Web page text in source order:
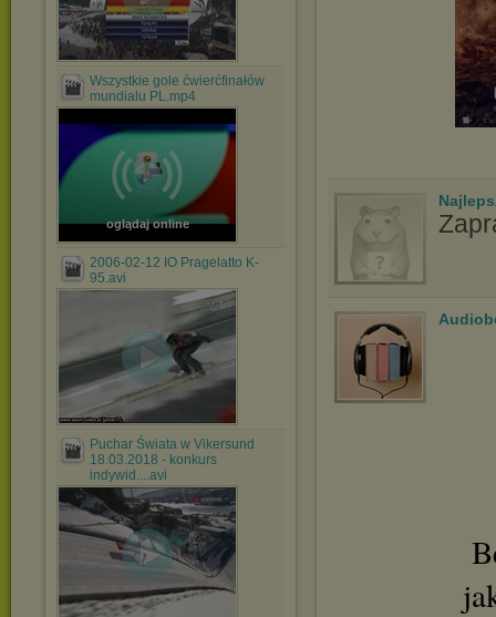
Wszystkie gole ćwierćfinałów
mundialu PL.mp4
oglądaj online
2006-02-12 IO Pragelatto K-
95.avi
Puchar Świata w Vikersund
18.03.2018 - konkurs
indywid....avi